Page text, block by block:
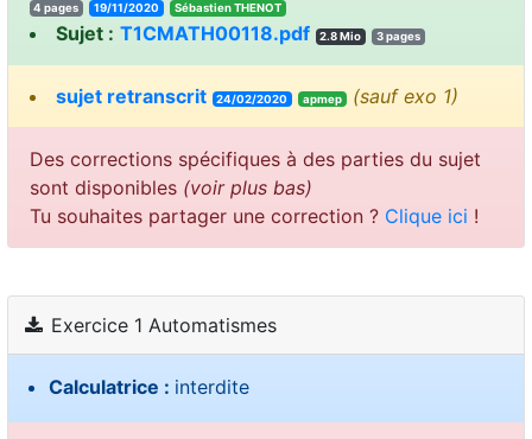
4 pages 19/11/2020 TONEHT neitsabéS
Sujet : T1CMATH00118.pdf 2.8 Mio 3 pages
sujet retranscrit 24/02/2020 apmep (sauf exo 1)
Des corrections spécifiques à des parties du sujet
sont disponibles (voir plus bas)
Tu souhaites partager une correction ? Clique ici !
Exercice 1 Automatismes
Calculatrice : interdite